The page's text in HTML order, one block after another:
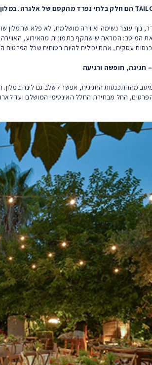
נוף עוצר נשימה ואווירה מושלמת, לא פלא שהמלון
את המיטב: המראה שישתקף בתמונות מהאירוע,
עסקית, אתם יכולים להיות בטוחים שכל הפרטים
חגיגה, חופשה ורגיעה
מההתכנסות החגיגית, אפשר לשלב גם לינה במלון.
הפרטים, החל מבחירת החלל האינטימי המושלם ועד